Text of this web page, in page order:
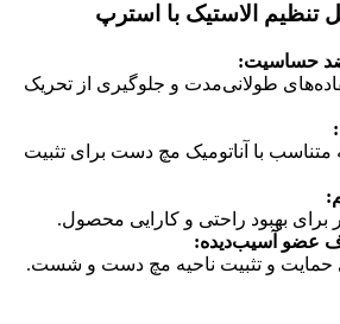
تنظیم الاستیک با استرپ
ضد حساسیت:
طولانی‌مدت و جلوگیری از تحریک
:
متناسب با آناتومیک مچ دست برای تثبیت
:
برای بهبود راحتی و کارایی محصول.
عضو آسیب‌دیده:
حمایت و تثبیت ناحیه مچ دست و شست.